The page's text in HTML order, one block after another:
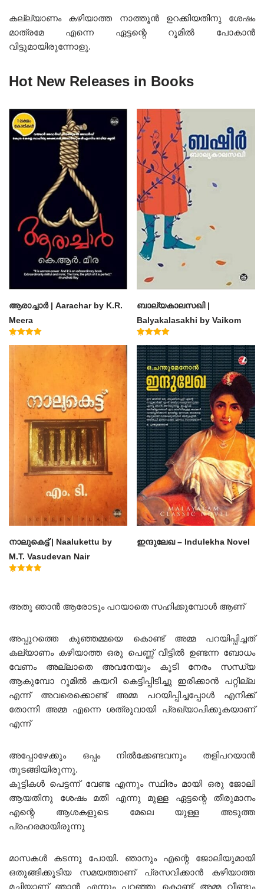
കല്ല്യാണം കഴിയാത്ത നാത്തൂൻ ഉറക്കിയതിനു ശേഷം
മാത്രമേ എന്നെ ഏട്ടന്റെ റൂമിൽ പോകാൻ
വിട്ടുമായിരുന്നോളു.
Hot New Releases in Books
ആരാച്ചാര്‍ | Aarachar by K.R.
Meera
ബാല്യകാലസഖി |
Balyakalasakhi by Vaikom
Muhammad Basheer
4.60
out of 5
നാലുകെട്ട് | Naalukettu by
M.T. Vasudevan Nair
ഇന്ദുലേഖ – Indulekha Novel
അതു ഞാൻ ആരോടും പറയാതെ സഹിക്കുമ്പോൾ ആണ്
അപ്പുറത്തെ കുഞ്ഞമ്മയെ കൊണ്ട് അമ്മ പറയിപ്പിച്ചത്
കല്യാണം കഴിയാത്ത ഒരു പെണ്ണ് വീട്ടിൽ ഉണ്ടന്ന ബോധം
വേണം അല്ലാതെ അവനേയും കൂടി നേരം സന്ധ്യ
ആകുമ്പോ റൂമിൽ കയറി കെട്ടിപ്പിടിച്ചു ഇരിക്കാൻ പറ്റില്ല
എന്ന് അവരെക്കൊണ്ട് അമ്മ പറയിപ്പിച്ചപ്പോൾ എനിക്ക്
തോന്നി അമ്മ എന്നെ ശത്രുവായി പ്രഖ്യാപിക്കുകയാണ്
എന്ന്
അപ്പോഴേക്കും ഒപ്പം നിൽക്കേണ്ടവനും തളിപറയാൻ
തുടങ്ങിയിരുന്നു.
കുട്ടികൾ പെട്ടന്ന് വേണ്ട എന്നും സ്ഥിരം മായി ഒരു ജോലി
ആയതിനു ശേഷം മതി എന്നു മുള്ള ഏട്ടന്റെ തീരുമാനം
എന്റെ ആശകളുടെ മേലെ യുള്ള അടുത്ത
പ്രഹരമായിരുന്നു
മാസകൾ കടന്നു പോയി. ഞാനും എന്റെ ജോലിയുമായി
ഒതുങ്ങിക്കൂടിയ സമയത്താണ് പ്രസവിക്കാൻ കഴിയാത്ത
മച്ചിയാണ് ഞാൻ എന്നും പറഞ്ഞു കൊണ്ട് അമ്മ വീണ്ടും